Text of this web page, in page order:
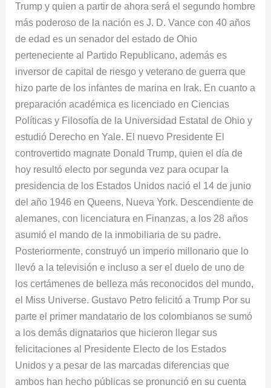
Trump y quien a partir de ahora será el segundo hombre
más poderoso de la nación es J. D. Vance con 40 años
de edad es un senador del estado de Ohio
perteneciente al Partido Republicano, además es
inversor de capital de riesgo y veterano de guerra que
hizo parte de los infantes de marina en Irak. En cuanto a
preparación académica es licenciado en Ciencias
Políticas y Filosofía de la Universidad Estatal de Ohio y
estudió Derecho en Yale. El nuevo Presidente El
controvertido magnate Donald Trump, quien el día de
hoy resultó electo por segunda vez para ocupar la
presidencia de los Estados Unidos nació el 14 de junio
del año 1946 en Queens, Nueva York. Descendiente de
alemanes, con licenciatura en Finanzas, a los 28 años
asumió el mando de la inmobiliaria de su padre.
Posteriormente, construyó un imperio millonario que lo
llevó a la televisión e incluso a ser el duelo de uno de
los certámenes de belleza más reconocidos del mundo,
el Miss Universe. Gustavo Petro felicitó a Trump Por su
parte el primer mandatario de los colombianos se sumó
a los demás dignatarios que hicieron llegar sus
felicitaciones al Presidente Electo de los Estados
Unidos y a pesar de las marcadas diferencias que
ambos han hecho públicas se pronunció en su cuenta